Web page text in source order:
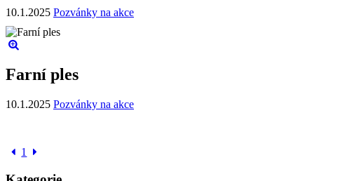
10.1.2025 Pozvánky na akce
Farní ples
10.1.2025 Pozvánky na akce
1